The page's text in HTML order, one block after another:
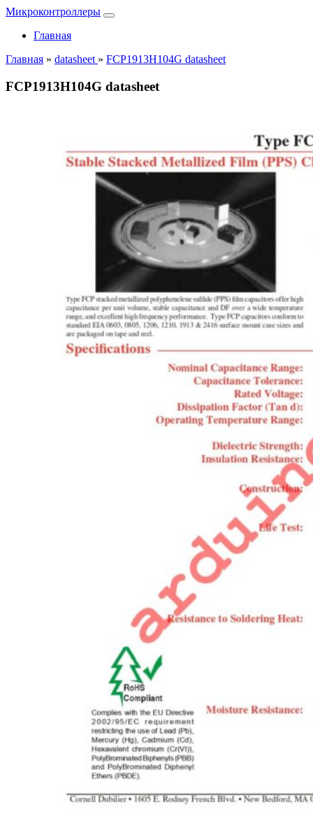
Микроконтроллеры
Главная
Главная » datasheet » FCP1913H104G datasheet
FCP1913H104G datasheet